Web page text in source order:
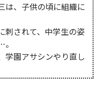
は、子供の頃に組織に
刺されて、中学生の姿
学園アサシンやり直し